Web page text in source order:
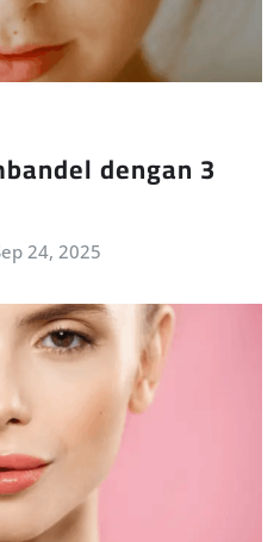
dengan 3
24, 2025